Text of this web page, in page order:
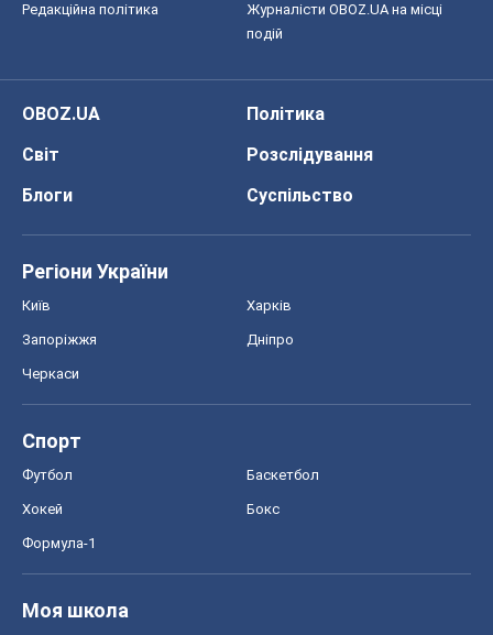
Редакційна політика
Журналісти OBOZ.UA на місці
подій
OBOZ.UA
Політика
Світ
Розслідування
Блоги
Суспільство
Регіони України
Київ Харків
Запоріжжя Дніпро
Черкаси
Спорт
Футбол Баскетбол
Хокей Бокс
Формула-1
Моя школа